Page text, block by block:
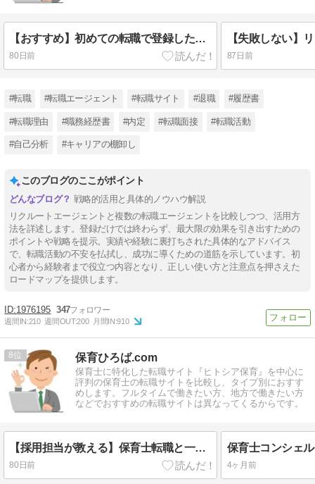
【おすすめ】初めての転職で登録したい転職エージェント14社を厳選
80日前 87日前
#転職 #転職エージェント #転職サイト #退職 #履歴書
#転職理由 #職務経歴書 #内定 #転職面接 #転職活動
#自己分析 #キャリアの棚卸し
このブログのここがポイント
戦略的活用と具体的ノウハウ解説
リクルートエージェントと複数の転職エージェントを比較しつつ、活用方
法を詳述します。登録だけでは終わらず、最大限の効果を引き出すための
ポイントや戦略を提示。実績や経験に裏打ちされた具体的なアドバイス
で、転職活動の不安を払拭し、成功に導くための道筋を示しています。初
心者から経験者まで役立つ内容となり、正しい使い方と注意点を押さえた
ロードマップを提供します。
1976195 347
週間IN:210 週間OUT:200 月間IN:910
8 保育ひろば.com
保育士に特化した転職サイト『ヒトシア保育』を中心に
評判の保育士の転職サイトを比較し、タイプ別におすす
めします。フルタイムで働きたい方、地方で働きたい方
などでおすすめの転職サイトは異なってくるからです。
【採用担当が教える】保育士転職と一般転職の違いとは？
80日前 4ヶ月前